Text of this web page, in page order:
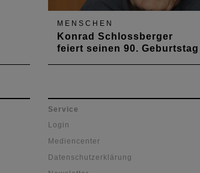
MENSCHEN
Konrad Schlossberger
feiert seinen 90. Geburtstag
Geburtstag. Präsident Gerold
Reker gratuliert im Namen der
Architektenkammer.
Service
Login
Mediencenter
Datenschutzerklärung